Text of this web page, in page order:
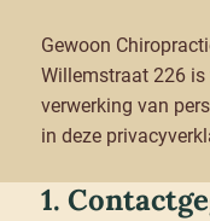
Gewoon
Willemstraat 226
verwerking van
in deze
1.